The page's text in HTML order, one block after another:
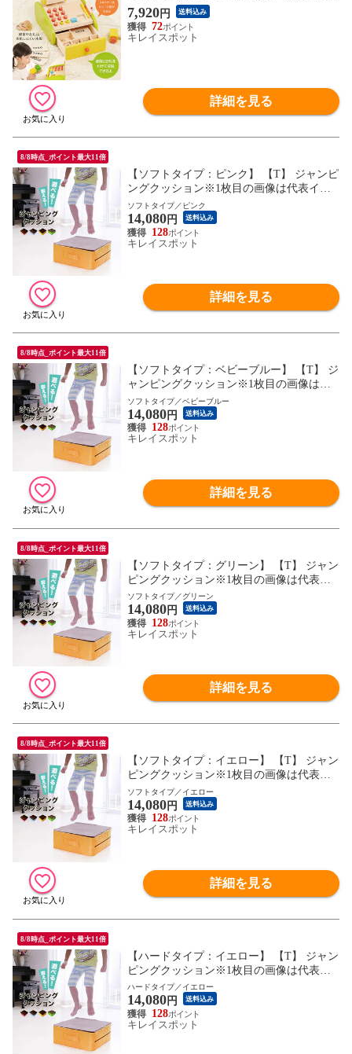
ごっこ ごっこ遊び 木のおもちゃ 木製)
7,920円 送料込み
72
キレイスポット
詳細を見る
8/8時点_ポイント最大11倍
【ソフトタイプ：ピンク】 【T】 ジャンピ
ングクッション※1枚目の画像は代表イメ
ージのため色・柄が異なる場合がございま
す。2枚目以降で色・柄をご確認下さい。
ソフトタイプ／ピンク
14,080円 送料込み
128
キレイスポット
詳細を見る
8/8時点_ポイント最大11倍
【ソフトタイプ：ベビーブルー】 【T】 ジ
ャンピングクッション※1枚目の画像は代
表イメージのため色・柄が異なる場合がご
ざいます。2枚目以降で色・柄をご確認下
さい。
ソフトタイプ／ベビーブルー
14,080円 送料込み
128
キレイスポット
詳細を見る
8/8時点_ポイント最大11倍
【ソフトタイプ：グリーン】 【T】 ジャン
ピングクッション※1枚目の画像は代表イ
メージのため色・柄が異なる場合がござい
ます。2枚目以降で色・柄をご確認下さ
い。
ソフトタイプ／グリーン
14,080円 送料込み
128
キレイスポット
詳細を見る
8/8時点_ポイント最大11倍
【ソフトタイプ：イエロー】 【T】 ジャン
ピングクッション※1枚目の画像は代表イ
メージのため色・柄が異なる場合がござい
ます。2枚目以降で色・柄をご確認下さ
い。
ソフトタイプ／イエロー
14,080円 送料込み
128
キレイスポット
詳細を見る
8/8時点_ポイント最大11倍
【ハードタイプ：イエロー】 【T】 ジャン
ピングクッション※1枚目の画像は代表イ
メージのため色・柄が異なる場合がござい
ます。2枚目以降で色・柄をご確認下さ
い。
ハードタイプ／イエロー
14,080円 送料込み
128
キレイスポット